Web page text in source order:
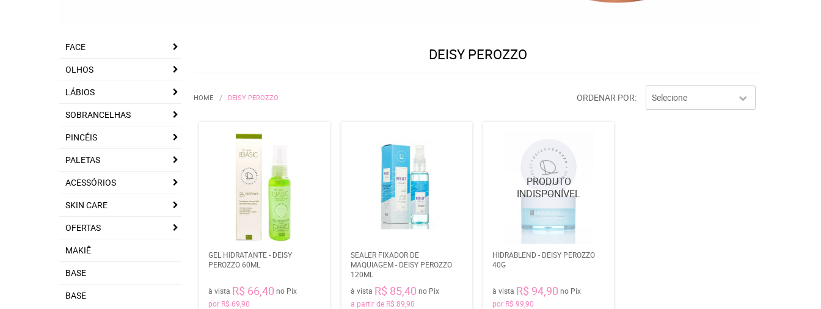
FACE
OLHOS
LÁBIOS
SOBRANCELHAS
PINCÉIS
PALETAS
ACESSÓRIOS
SKIN CARE
OFERTAS
MAKIÊ
BASE
BASE
DEISY PEROZZO
HOME DEISY PEROZZO ORDENAR POR Selecione
GEL HIDRATANTE - DEISY
PEROZZO 60ML
à vista R$ 66,40 no Pix
por R$ 69,90
SEALER FIXADOR DE
MAQUIAGEM - DEISY PEROZZO
120ML
à vista R$ 85,40 no Pix
a partir de R$ 89,90
HIDRABLEND - DEISY PEROZZO
40G
à vista R$ 94,90 no Pix
por R$ 99,90